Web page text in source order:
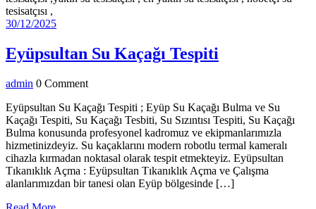
30/12/202530/12/2025
Eyüpsultan Su Kaçağı Tespiti
Tespiti
admin admin
0 Comment
Eyüpsultan Su Kaçağı Tespiti ; Eyüp Su Kaçağı Bulma ve Su
Kaçağı Tespiti, Su Kaçağı Tesbiti, Su Sızıntısı Tespiti, Su Kaçağı
Bulma konusunda profesyonel kadromuz ve ekipmanlarımızla
hizmetinizdeyiz. Su kaçaklarını modern robotlu termal kameralı
cihazla kırmadan noktasal olarak tespit etmekteyiz. Eyüpsultan
Tıkanıklık Açma : Eyüpsultan Tıkanıklık Açma ve Çalışma
alanlarımızdan bir tanesi olan Eyüp bölgesinde […]
Read